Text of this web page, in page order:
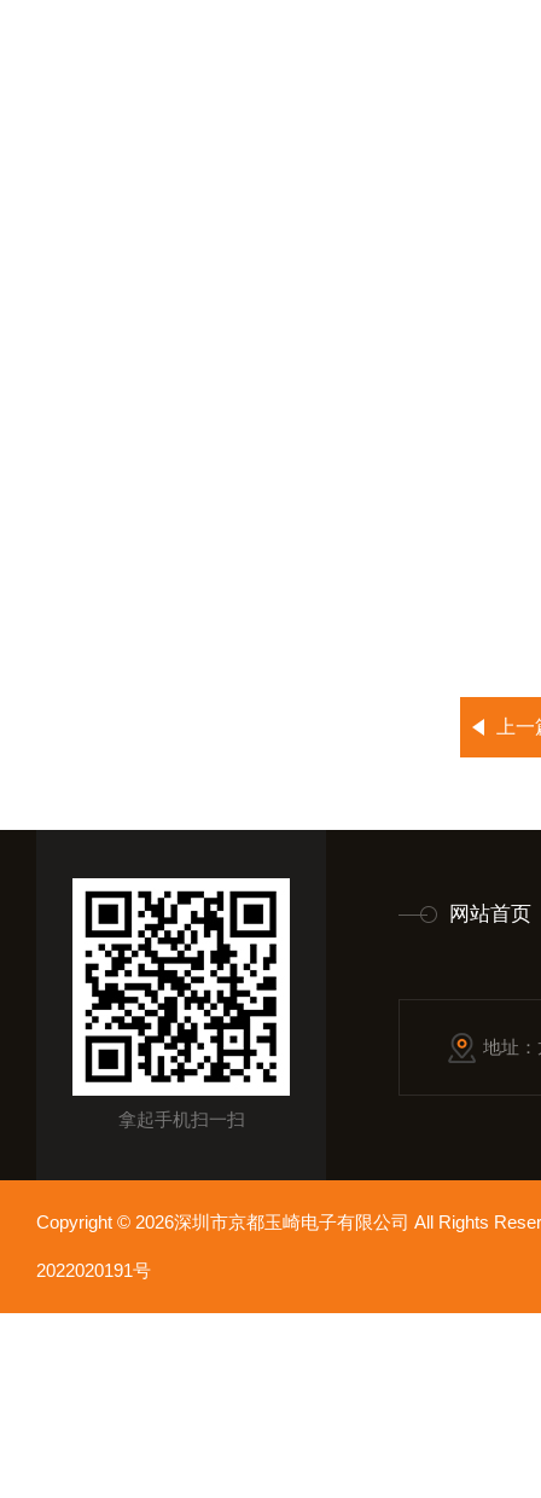
上
拿起手机扫一扫
网站首页
地址
Copyright © 2026深圳市京都玉崎电子有限公司 All Rights
2022020191号